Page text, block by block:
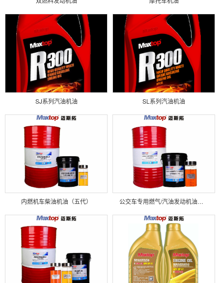
SJ系列汽油机油 SL系列汽油机油
内燃机车柴油机油（五代） 公交车专用燃气/汽油发动机油（MTBSGEO）